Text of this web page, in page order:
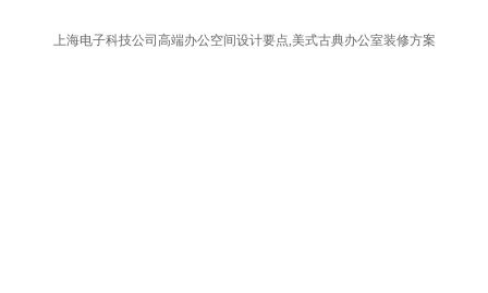
上海电子科技公司高端办公空间设计要点,美式古典办公室装修方案